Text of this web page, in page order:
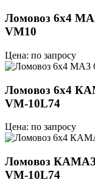
Ломовоз 6x4
VM10
Цена: по запросу
Ломовоз 6х4
VM-10L74
Цена: по запросу
Ломовоз
VM-10L74